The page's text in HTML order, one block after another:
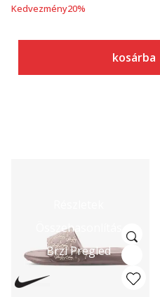
Kedvezmény20%
kosárba
Összehasonlítás
Brzi Pregled